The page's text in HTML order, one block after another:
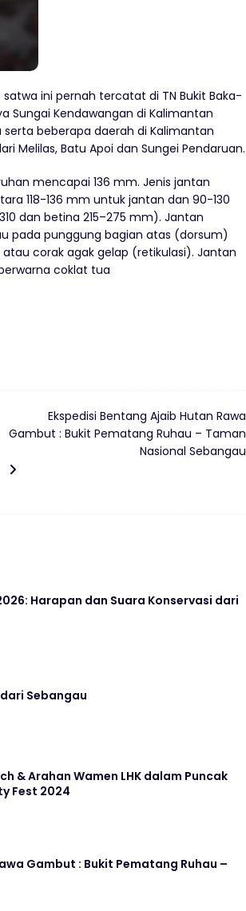
ini pernah tercatat di TN Bukit Baka-
Sungai Kendawangan di Kalimantan
serta beberapa daerah di Kalimantan
Melilas, Batu Apoi dan Sungei Pendaruan.
mencapai 136 mm. Jenis jantan
118-136 mm untuk jantan dan 90-130
dan betina 215–275 mm). Jantan
pada punggung bagian atas (dorsum)
corak agak gelap (retikulasi). Jantan
coklat tua
Ekspedisi Bentang Ajaib Hutan Rawa
Gambut : Bukit Pematang Ruhau – Taman
Nasional Sebangau
Harapan dan Suara Konservasi dari
Sebangau
& Arahan Wamen LHK dalam Puncak
Fest 2024
Gambut : Bukit Pematang Ruhau –